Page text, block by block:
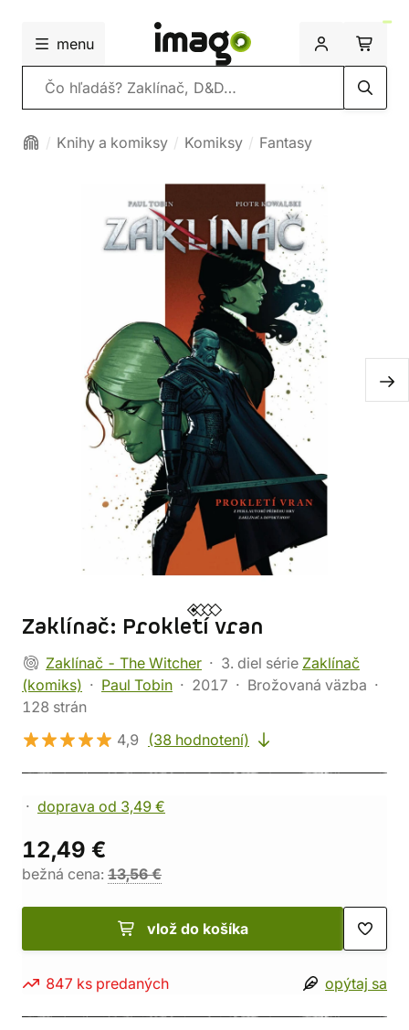
menu
Vyhľadávanie
Knihy a komiksy Komiksy Fantasy
Zaklínač: Prokletí vran
Zaklínač - The Witcher 3. diel série Zaklínač
(komiks)
Paul Tobin 2017
Brožovaná väzba
128 strán
4,9 (38 hodnotení)
doprava od 3,49 €
12,49 €
bežná cena: 13,56 €
vlož do košíka
847 ks predaných opýtaj sa